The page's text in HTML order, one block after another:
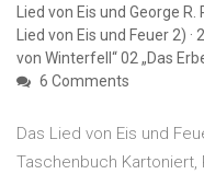
Lied von Eis und George
Lied von Eis und Feuer 2) ·
von Winterfell“ 02 „Das
6 Comments
Das Lied von Eis und
Taschenbuch Kartoniert,